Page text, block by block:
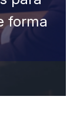
forma